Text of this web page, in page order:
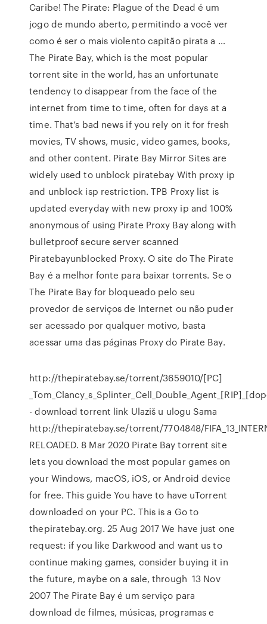
Caribe! The Pirate: Plague of the Dead é um
jogo de mundo aberto, permitindo a você ver
como é ser o mais violento capitão pirata a …
The Pirate Bay, which is the most popular
torrent site in the world, has an unfortunate
tendency to disappear from the face of the
internet from time to time, often for days at a
time. That’s bad news if you rely on it for fresh
movies, TV shows, music, video games, books,
and other content. Pirate Bay Mirror Sites are
widely used to unblock piratebay With proxy ip
and unblock isp restriction. TPB Proxy list is
updated everyday with new proxy ip and 100%
anonymous of using Pirate Proxy Bay along with
bulletproof secure server scanned
Piratebayunblocked Proxy. O site do The Pirate
Bay é a melhor fonte para baixar torrents. Se o
The Pirate Bay for bloqueado pelo seu
provedor de serviços de Internet ou não puder
ser acessado por qualquer motivo, basta
acessar uma das páginas Proxy do Pirate Bay.
http://thepiratebay.se/torrent/3659010/[PC]
- download torrent link Ulaziš u ulogu Sama
http://thepiratebay.se/torrent/7704848/
RELOADED. 8 Mar 2020 Pirate Bay torrent site
lets you download the most popular games on
your Windows, macOS, iOS, or Android device
for free. This guide You have to have uTorrent
downloaded on your PC. This is a Go to
thepiratebay.org. 25 Aug 2017 We have just one
request: if you like Darkwood and want us to
continue making games, consider buying it in
the future, maybe on a sale, through 13 Nov
2007 The Pirate Bay é um serviço para
download de filmes, músicas, programas e